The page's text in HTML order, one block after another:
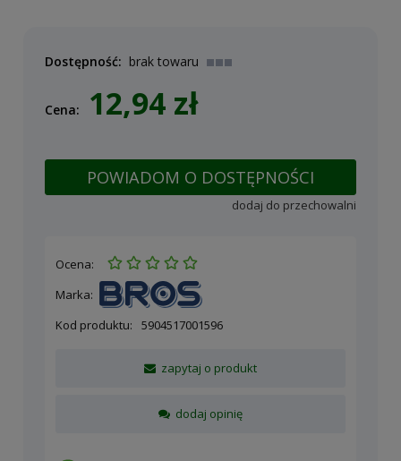
Dostępność: brak towaru
Cena: 12,94 zł
POWIADOM O DOSTĘPNOŚCI
dodaj do przechowalni
Ocena:
Marka:
Kod produktu:
5904517001596
zapytaj o produkt
dodaj opinię